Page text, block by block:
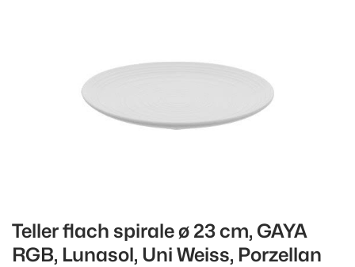
Teller flach spirale ø 23 cm, GAYA
RGB, Lunasol, Uni Weiss, Porzellan